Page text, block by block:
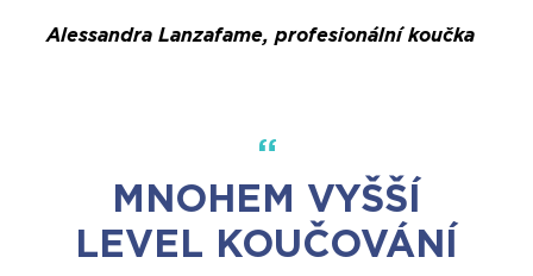
Alessandra Lanzafame, profesionální koučka
MNOHEM VYŠŠÍ
LEVEL KOUČOVÁNÍ